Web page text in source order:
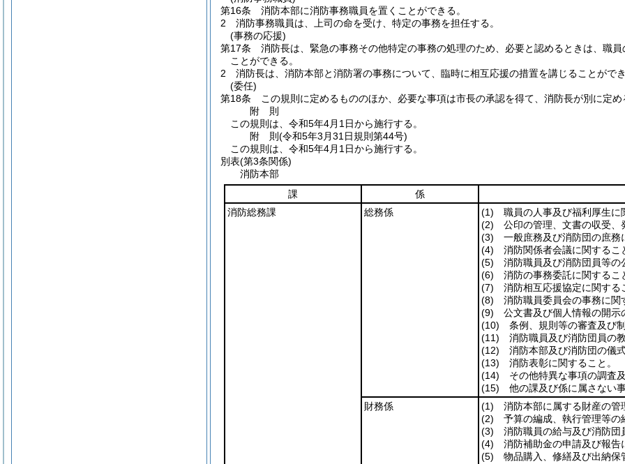
第16条
消防本部に消防事務職員を置くことができる。
2
消防事務職員は、上司の命を受け、特定の事務を担任する。
(事務の応援)
第17条
消防長は、緊急の事務その他特定の事務の処理のため、必要と認めるときは、職
ことができる。
2
消防長は、消防本部と消防署の事務について、臨時に相互応援の措置を講じることができ
(委任)
第18条
この規則に定めるもののほか、必要な事項は市長の承認を得て、消防長が別に定め
附 則
この規則は、令和5年4月1日から施行する。
附 則(令和5年3月31日規則第44号)
この規則は、令和5年4月1日から施行する。
別表(第3条関係)
消防本部
課
係
消防総務課
総務係 (1) 職員の人事及び福利厚生に
(2) 公印の管理、文書の収受、
(3) 一般庶務及び消防団の庶務
(4) 消防関係者会議に関するこ
(5) 消防職員及び消防団員等の
(6) 消防の事務委託に関するこ
(7) 消防相互応援協定に関する
(8) 消防職員委員会の事務に関
(9) 公文書及び個人情報の開示
(10) 条例、規則等の審査及び
(11) 消防職員及び消防団員の
(12) 消防本部及び消防団の儀式
(13) 消防表彰に関すること。
(14) その他特異な事項の調査
(15) 他の課及び係に属さない
財務係
(1) 消防本部に属する財産の管
(2) 予算の編成、執行管理等の
(3) 消防職員の給与及び消防団
(4) 消防補助金の申請及び報告
(5) 物品購入、修繕及び出納保